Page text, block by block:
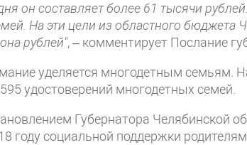
он составляет более 61 тысячи
На эти цели из областного бюджета
рублей", – комментирует Послание
уделяется многодетным семьям.
удостоверений многодетных семей.
Губернатора Челябинской
году социальной поддержки